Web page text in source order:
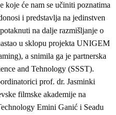
koje će nam se učiniti poznatima
i predstavlja na jedinstven
na dalje razmišljanje o
u sklopu projekta UNIGEM
a snimila ga je partnerska
and Tehnology (SSST).
prof. dr. Jasminki
filmske akademije na
Emini Ganić i Seadu